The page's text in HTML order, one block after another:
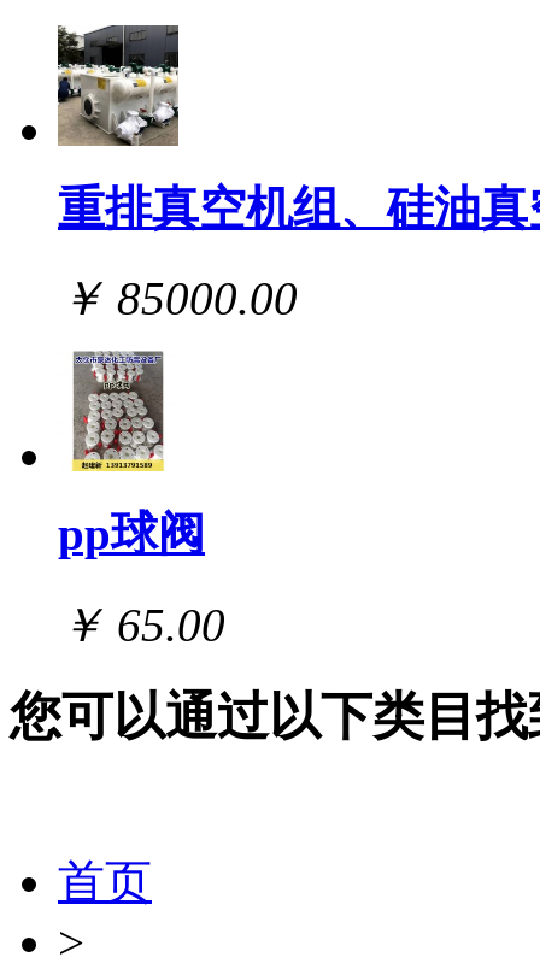
重排真空机组、硅油真
￥ 85000.00
pp球阀
￥ 65.00
您可以通过以下类目
首页
>